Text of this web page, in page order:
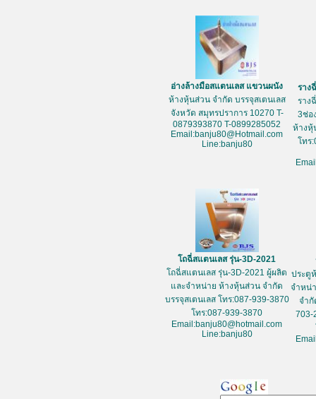
อ่างล้างมือสแตนเลส แขวนผนัง
ห้างหุ้นส่วน จำกัด บรรจุสเตนเลส
จังหวัด สมุทรปราการ 10270 T-
0879393870 T-0899285052
Email:banju80@Hotmail.com
Line:banju80
ราง
ราง
3ช่อ
ห้างหุ้
โทร
โถฉี่สแตนเลส รุ่น-3D-2021
โถฉี่สแตนเลส รุ่น-3D-2021 ผู้ผลิต
และจำหน่าย ห้างหุ้นส่วน จำกัด
บรรจุสเตนเลส โทร:087-939-3870
โทร:087-939-3870
Email:banju80@hotmail.com
Line:banju80
ประตู
จำหน่
จำกั
703-